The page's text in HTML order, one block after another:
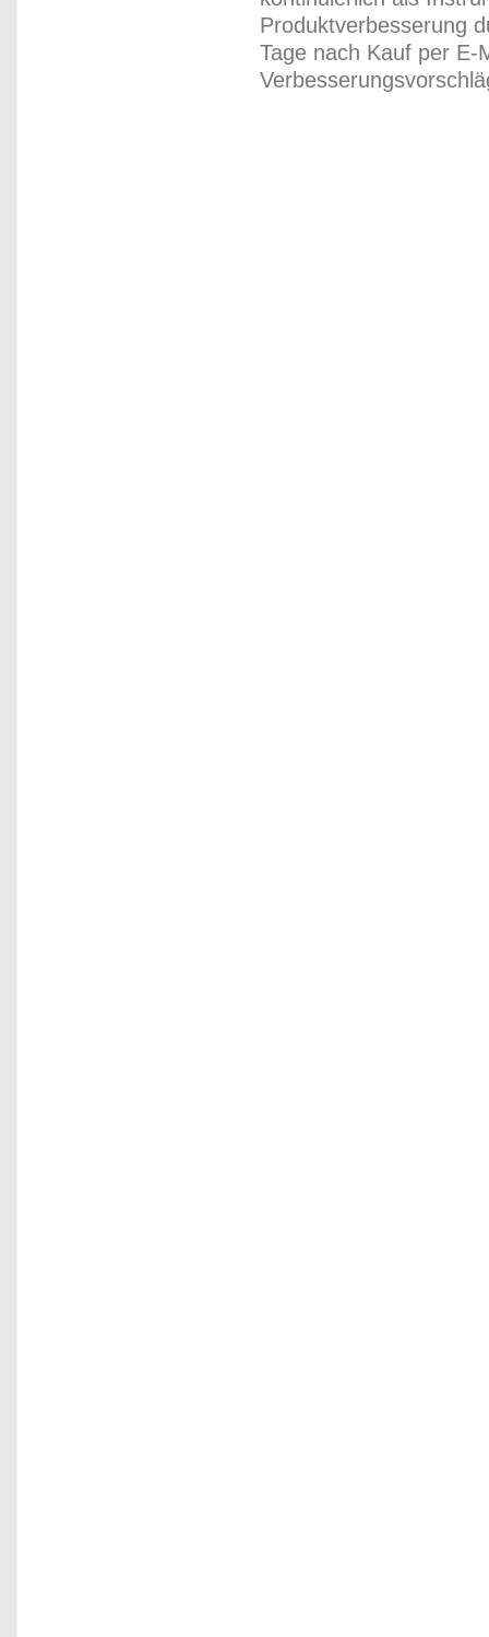
Produktverbesserung
Tage nach Kauf per E-